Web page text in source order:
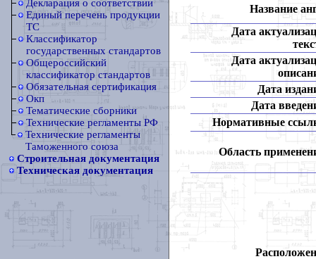
Декларация о соответствии
Единый перечень продукции
ТС
Классификатор
государственных стандартов
Общероссийский
классификатор стандартов
Обязательная сертификация
Окп
Тематические сборники
Технические регламенты РФ
Технические регламенты
Таможенного союза
Строительная документация
Техническая документация
Название
Дата
Дата
Дата
Дата
Нормативные
Область